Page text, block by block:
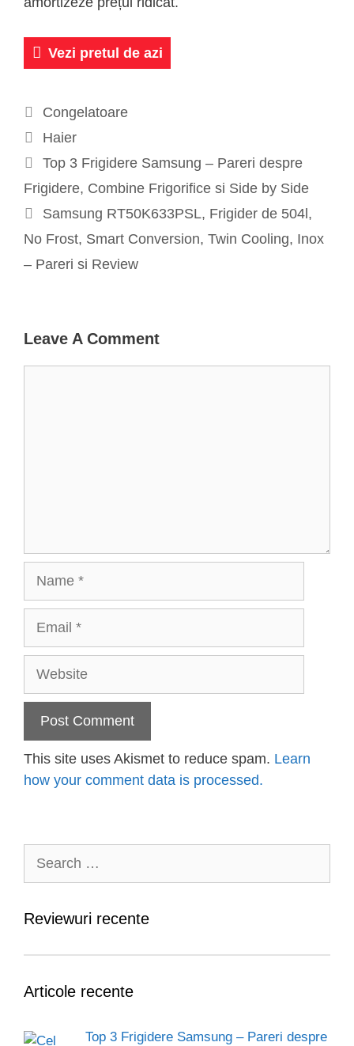
Vezi pretul de azi
Categories
Congelatoare
Tags
Haier
Post
navigation
Top 3 Frigidere Samsung – Pareri despre
Frigidere, Combine Frigorifice si Side by Side
Samsung RT50K633PSL, Frigider de 504l,
No Frost, Smart Conversion, Twin Cooling, Inox
– Pareri si Review
Leave A Comment
Website
This site uses Akismet to reduce spam. Learn
how your comment data is processed.
Reviewuri recente
Articole recente
Top 3 Frigidere Samsung – Pareri despre